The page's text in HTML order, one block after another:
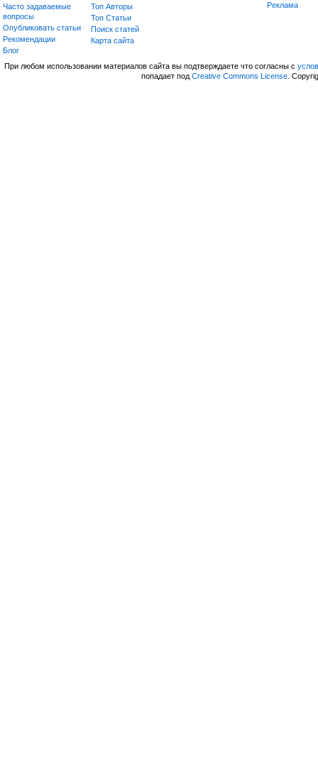
Часто задаваемые
вопросы
Опубликовать статьи
Рекомендации
Блог
Топ Авторы
Топ Статьи
Поиск статей
Карта сайта
Реклама
При любом использовании материалов сайта вы подтверждаете что согласны с
попадает под Creative Commons License.